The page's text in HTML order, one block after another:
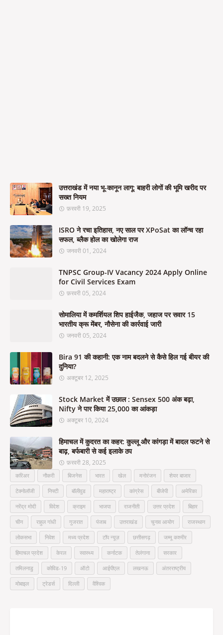
उत्तराखंड में नया भू-कानून लागू: बाहरी लोगों की भूमि खरीद पर
सख्त नियम
फ़रवरी 19, 2025
ISRO ने रचा इतिहास, नए साल पर XPoSat का लॉन्च रहा
सफल, ब्लैक होल का खोलेगा राज
जनवरी 01, 2024
TNPSC Group-IV Vacancy 2024 Apply Online
for Civil Services Exam
फ़रवरी 05, 2024
सोमालिया में कमर्शियल शिप हाईजैक, जहाज पर सवार 15
भारतीय क्रू मेंबर, नौसेना की कार्रवाई जारी
जनवरी 05, 2024
Bira 91 की कहानी: एक नाम बदलने से कैसे हिल गई बीयर की
दुनिया?
अक्टूबर 12, 2025
Stock Market में उछाल : Sensex 500 अंक बढ़ा,
Nifty ने पार किया 25,000 का आंकड़ा
अक्टूबर 10, 2024
हिमाचल में कुदरत का कहर: कुल्लू और कांगड़ा में बादल फटने से
बाढ़, बर्फबारी से कई इलाके ठप
फ़रवरी 28, 2025
करिअर नौकरी बिजनेस भारत खेल मनोरंजन शेयर बाजार
टेक्नोलॉजी निफ्टी बॉलीवुड महाराष्ट्र कांग्रेस बीजेपी अमेरिका
नरेंद्र मोदी विदेश क्राइम भाजपा राजनीती उत्तर प्रदेश बिहार
चीन राहुल गांधी गुजरात पंजाब उत्तराखंड चुनाव आयोग राजस्थान
लोकसभा निवेश मध्य प्रदेश टॉप न्यूज़ छत्तीसगढ़ जम्मू कश्मीर
हिमाचल प्रदेश केरल स्वास्थ्य कर्नाटक तेलंगाना सरकार
तमिलनाडु कोविड-19 ऑटो आईपीएल लखनऊ अंतरराष्ट्रीय
मोबाइल ट्रेडर्स दिल्ली वैश्विक